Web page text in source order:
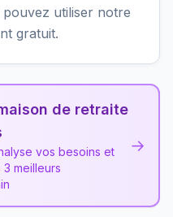
utiliser notre
gratuit.
de retraite
vos besoins et
meilleurs
→